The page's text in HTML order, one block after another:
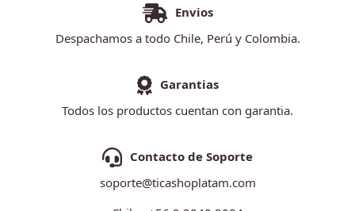
Envios
Despachamos a todo Chile, Perú y Colombia.
Garantias
Todos los productos cuentan con garantia.
Contacto de Soporte
soporte@ticashoplatam.com